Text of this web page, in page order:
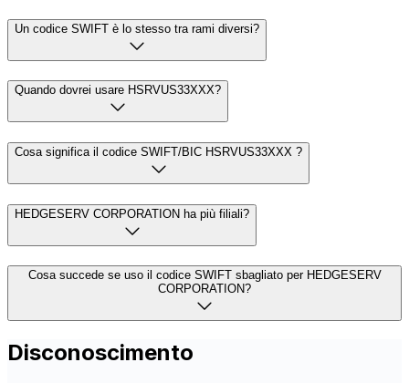
Un codice SWIFT è lo stesso tra rami diversi?
Quando dovrei usare HSRVUS33XXX?
Cosa significa il codice SWIFT/BIC HSRVUS33XXX ?
HEDGESERV CORPORATION ha più filiali?
Cosa succede se uso il codice SWIFT sbagliato per HEDGESERV
CORPORATION?
Disconoscimento